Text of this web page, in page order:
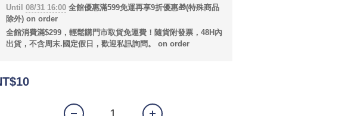
Until 08/31 16:00全館優惠滿599免運再享9折優惠🎁(特殊商品
除外) on order
全館消費滿$299，輕鬆購門市取貨免運費！隨貨附發票，48H內
出貨，不含周末.國定假日，歡迎私訊詢問。 on order